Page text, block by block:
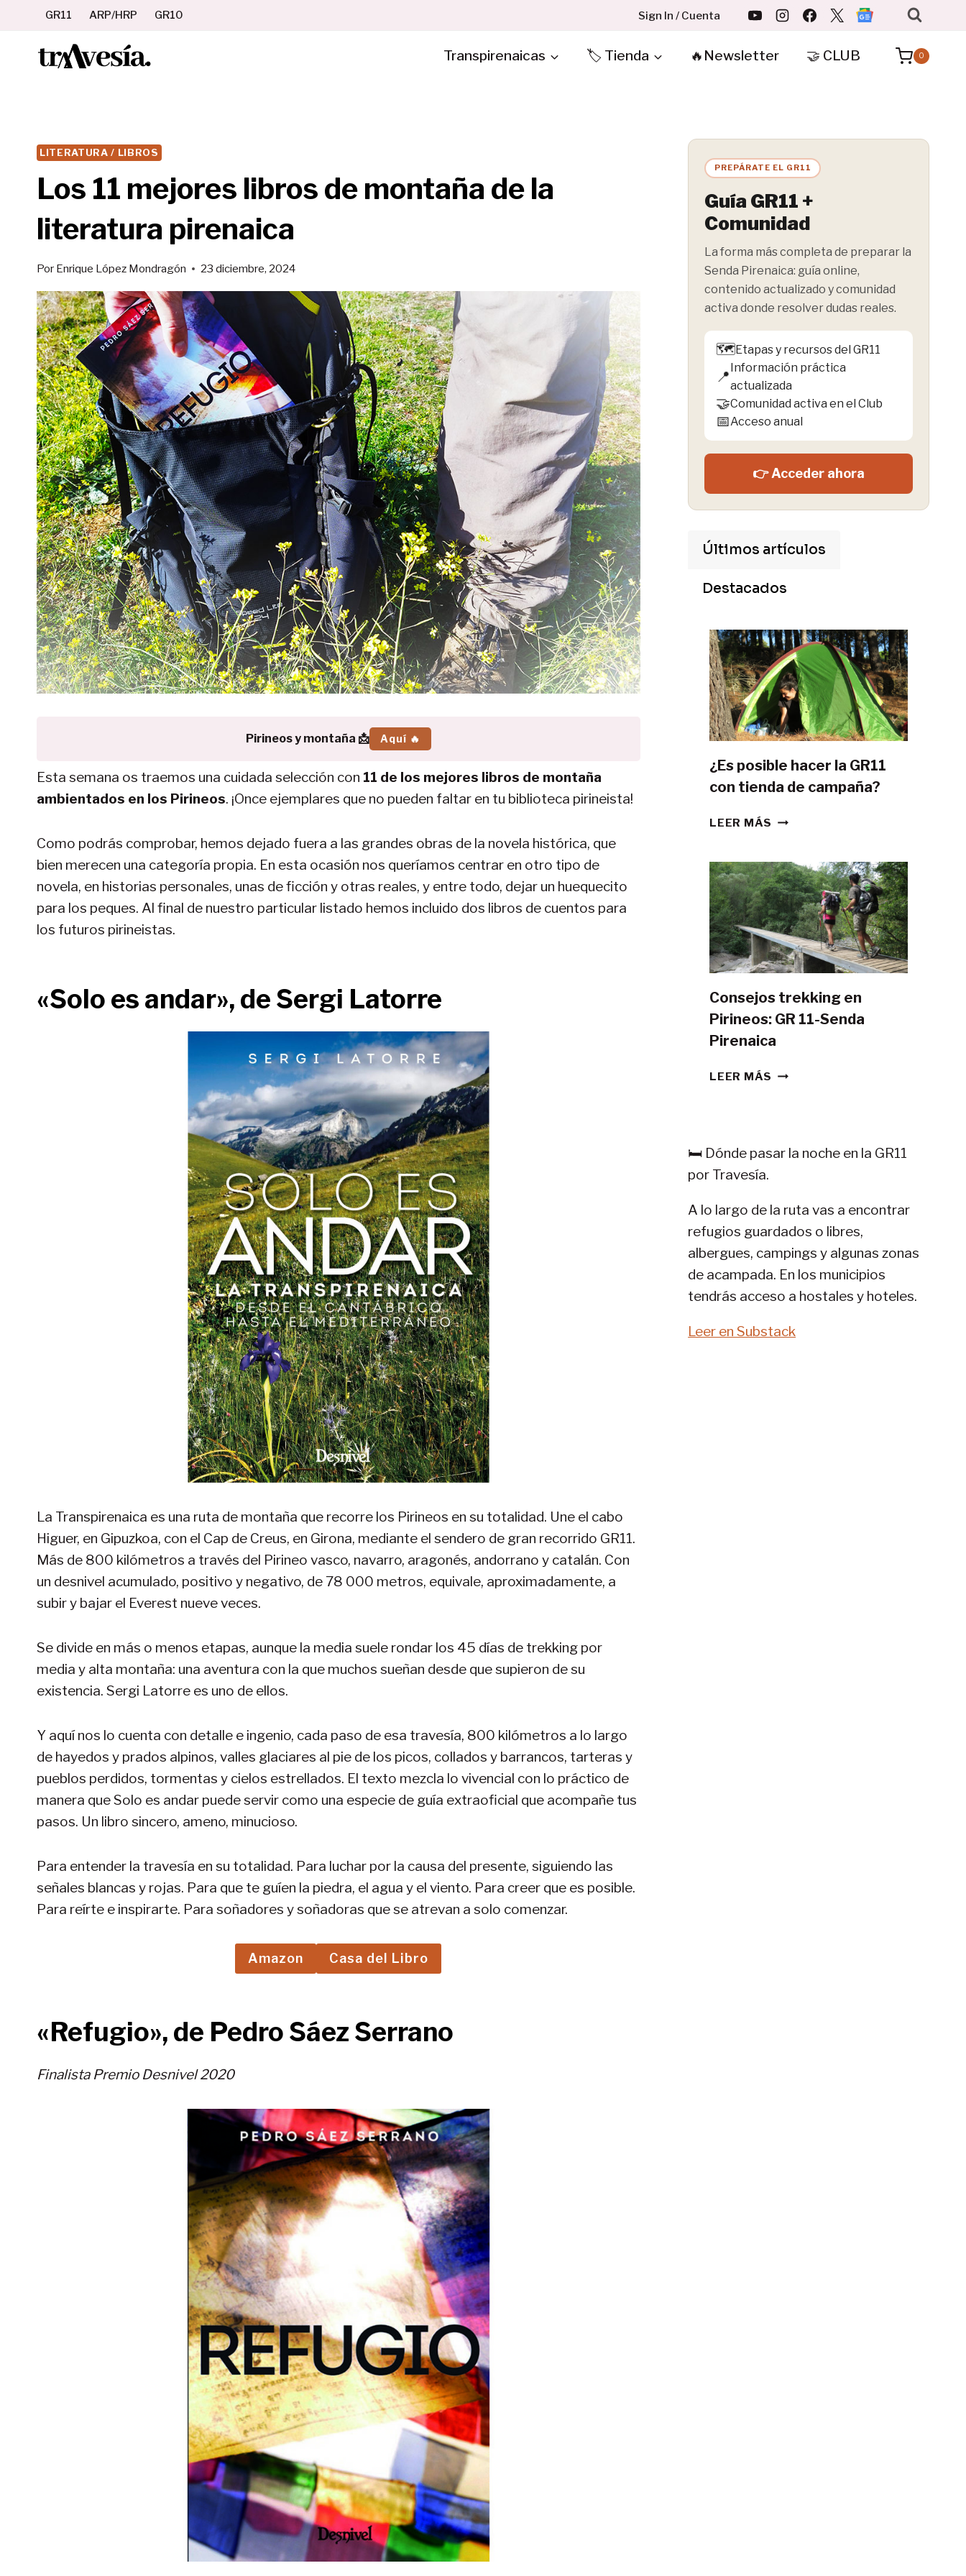
contenido
GR11 ARP/HRP GR10 Sign In / Cuenta
Transpirenaicas 🏷️ Tienda 🔥Newsletter 🤝 CLUB 0
LITERATURA / LIBROS
Los 11 mejores libros de montaña de la
literatura pirenaica
Por Enrique López Mondragón 23 diciembre, 2024
Pirineos y montaña 📩 Aquí 🔥
Esta semana os traemos una cuidada selección con 11 de los mejores libros de montaña
ambientados en los Pirineos. ¡Once ejemplares que no pueden faltar en tu biblioteca pirineista!
Como podrás comprobar, hemos dejado fuera a las grandes obras de la novela histórica, que
bien merecen una categoría propia. En esta ocasión nos queríamos centrar en otro tipo de
novela, en historias personales, unas de ficción y otras reales, y entre todo, dejar un huequecito
para los peques. Al final de nuestro particular listado hemos incluido dos libros de cuentos para
los futuros pirineistas.
«Solo es andar», de Sergi Latorre
La Transpirenaica es una ruta de montaña que recorre los Pirineos en su totalidad. Une el cabo
Higuer, en Gipuzkoa, con el Cap de Creus, en Girona, mediante el sendero de gran recorrido GR11.
Más de 800 kilómetros a través del Pirineo vasco, navarro, aragonés, andorrano y catalán. Con
un desnivel acumulado, positivo y negativo, de 78 000 metros, equivale, aproximadamente, a
subir y bajar el Everest nueve veces.
Se divide en más o menos etapas, aunque la media suele rondar los 45 días de trekking por
media y alta montaña: una aventura con la que muchos sueñan desde que supieron de su
existencia. Sergi Latorre es uno de ellos.
Y aquí nos lo cuenta con detalle e ingenio, cada paso de esa travesía, 800 kilómetros a lo largo
de hayedos y prados alpinos, valles glaciares al pie de los picos, collados y barrancos, tarteras y
pueblos perdidos, tormentas y cielos estrellados. El texto mezcla lo vivencial con lo práctico de
manera que Solo es andar puede servir como una especie de guía extraoficial que acompañe tus
pasos. Un libro sincero, ameno, minucioso.
Para entender la travesía en su totalidad. Para luchar por la causa del presente, siguiendo las
señales blancas y rojas. Para que te guíen la piedra, el agua y el viento. Para creer que es posible.
Para reírte e inspirarte. Para soñadores y soñadoras que se atrevan a solo comenzar.
Amazon Casa del Libro
«Refugio», de Pedro Sáez Serrano
Finalista Premio Desnivel 2020
PREPÁRATE EL GR11
Guía GR11 +
Comunidad
La forma más completa de preparar la
Senda Pirenaica: guía online,
contenido actualizado y comunidad
activa donde resolver dudas reales.
🗺️Etapas y recursos del GR11
📍
Información práctica
actualizada
🤝Comunidad activa en el Club
📅Acceso anual
👉 Acceder ahora
Últimos artículos
Destacados
¿Es posible hacer la GR11
con tienda de campaña?
LEER MÁS ¿ES
LA
GR11
CON
TIENDA
DE
CAMPAÑA?
Consejos trekking en
Pirineos: GR 11-Senda
Pirenaica
LEER MÁS CONSEJOS
11-
🛏️ Dónde pasar la noche en la GR11
por Travesía.
A lo largo de la ruta vas a encontrar
refugios guardados o libres,
albergues, campings y algunas zonas
de acampada. En los municipios
tendrás acceso a hostales y hoteles.
Leer en Substack